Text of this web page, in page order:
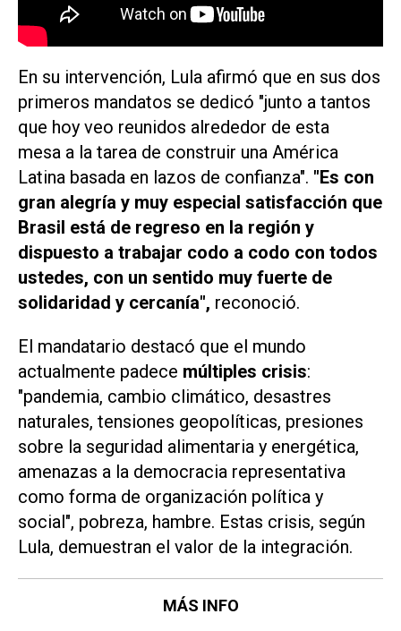
En su intervención, Lula afirmó que en sus dos
primeros mandatos se dedicó "junto a tantos
que hoy veo reunidos alrededor de esta
mesa a la tarea de construir una América
Latina basada en lazos de confianza". "Es con
gran alegría y muy especial satisfacción que
Brasil está de regreso en la región y
dispuesto a trabajar codo a codo con todos
ustedes, con un sentido muy fuerte de
solidaridad y cercanía", reconoció.
El mandatario destacó que el mundo
actualmente padece múltiples crisis:
"pandemia, cambio climático, desastres
naturales, tensiones geopolíticas, presiones
sobre la seguridad alimentaria y energética,
amenazas a la democracia representativa
como forma de organización política y
social", pobreza, hambre. Estas crisis, según
Lula, demuestran el valor de la integración.
MÁS INFO